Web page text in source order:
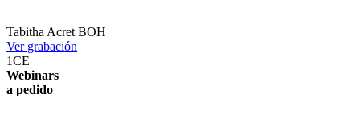
Tabitha Acret BOH
Ver grabación
1CE
Webinars
a pedido